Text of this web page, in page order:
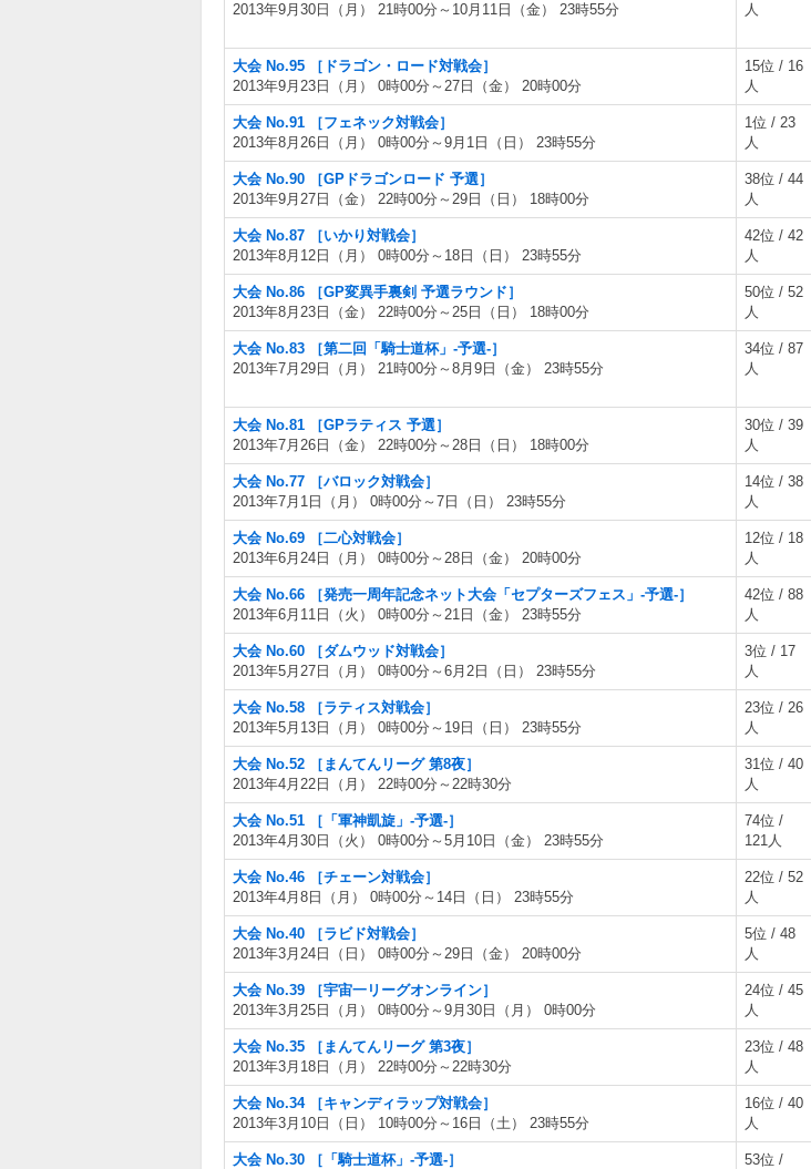
2013年9月30日（月） 21時00分～10月11日（金） 23時55分
人
大会 No.95 ［ドラゴン・ロード対戦会］
2013年9月23日（月） 0時00分～27日（金） 20時00分
15位 / 16
人
大会 No.91 ［フェネック対戦会］
2013年8月26日（月） 0時00分～9月1日（日） 23時55分
1位 / 23
人
大会 No.90 ［GPドラゴンロード 予選］
2013年9月27日（金） 22時00分～29日（日） 18時00分
38位 / 44
人
大会 No.87 ［いかり対戦会］
2013年8月12日（月） 0時00分～18日（日） 23時55分
42位 / 42
人
大会 No.86 ［GP変異手裏剣 予選ラウンド］
2013年8月23日（金） 22時00分～25日（日） 18時00分
50位 / 52
人
大会 No.83 ［第二回「騎士道杯」-予選-］
2013年7月29日（月） 21時00分～8月9日（金） 23時55分
34位 / 87
人
大会 No.81 ［GPラティス 予選］
2013年7月26日（金） 22時00分～28日（日） 18時00分
30位 / 39
人
大会 No.77 ［バロック対戦会］
2013年7月1日（月） 0時00分～7日（日） 23時55分
14位 / 38
人
大会 No.69 ［二心対戦会］
2013年6月24日（月） 0時00分～28日（金） 20時00分
12位 / 18
人
大会 No.66 ［発売一周年記念ネット大会「セプターズフェス」-予選-］
2013年6月11日（火） 0時00分～21日（金） 23時55分
42位 / 88
人
大会 No.60 ［ダムウッド対戦会］
2013年5月27日（月） 0時00分～6月2日（日） 23時55分
3位 / 17
人
大会 No.58 ［ラティス対戦会］
2013年5月13日（月） 0時00分～19日（日） 23時55分
23位 / 26
人
大会 No.52 ［まんてんリーグ 第8夜］
2013年4月22日（月） 22時00分～22時30分
31位 / 40
人
大会 No.51 ［「軍神凱旋」-予選-］
2013年4月30日（火） 0時00分～5月10日（金） 23時55分
74位 /
121人
大会 No.46 ［チェーン対戦会］
2013年4月8日（月） 0時00分～14日（日） 23時55分
22位 / 52
人
大会 No.40 ［ラビド対戦会］
2013年3月24日（日） 0時00分～29日（金） 20時00分
5位 / 48
人
大会 No.39 ［宇宙一リーグオンライン］
2013年3月25日（月） 0時00分～9月30日（月） 0時00分
24位 / 45
人
大会 No.35 ［まんてんリーグ 第3夜］
2013年3月18日（月） 22時00分～22時30分
23位 / 48
人
大会 No.34 ［キャンディラップ対戦会］
2013年3月10日（日） 10時00分～16日（土） 23時55分
16位 / 40
人
大会 No.30 ［「騎士道杯」-予選-］
53位 /